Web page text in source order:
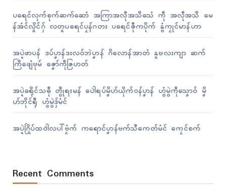
ပရေၚ်လုက်စုက်ဆက်ဆောံ အကြာအလဵုအသဳသေံ ကဵု အလဵုအသဳ မေ
န်အံၚ်လှိုၚ်ဂှ် လတူပရေၚ်ပၠန်ဂတး ပရေၚ်ဇီုကပိုက် နွံကၠုၚ်မာန်ဟာ
အပ္ဍဲဖာပန် ဒပ်ပၞာန်ဒးလဝ်ဘဲပၞာန် ဂိလောန်အာတံ နူဗလးကျာ ဆက်
ကြဳဖျေံဗုမ် ဇၞော်ကဵုဇြဟတ်
အပ္ဍဲခရိုၚ်သဓီု တွဵုရးမန် ပေါဲရပ်မၞိဟ်ယိုက်ဝန်ပၞာန် ဟွံမွဲကဵုသၞောဝ် မၞိ
ဟ်ဘိုၚ်ရီု ဟွံမွဲဒှ်မံၚ်
အပ္ဍဲဂြိုပ်ထဝါဲလပါ်ဗၟံက် ကရောၚ်ပၞာန်ဗက်သီကေတ်မံၚ် ကၠေၚ်စက်
Recent Comments